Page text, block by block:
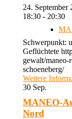
24.
18:30 - 20:30
Schwerpunkt:
Geflüchtete
gewalt/maneo-
schoeneberg/
Weitere
30 Sep.
MANEO-
Nord